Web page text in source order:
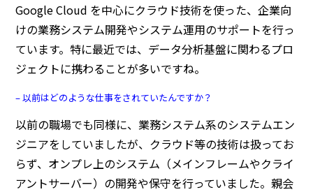
Google Cloud を中心にクラウド技術を使った、企業向
けの業務システム開発やシステム運用のサポートを行っ
ています。特に最近では、データ分析基盤に関わるプロ
ジェクトに携わることが多いですね。
– 以前はどのような仕事をされていたんですか？
以前の職場でも同様に、業務システム系のシステムエン
ジニアをしていましたが、クラウド等の技術は扱ってお
らず、オンプレ上のシステム（メインフレームやクライ
アントサーバー）の開発や保守を行っていました。親会